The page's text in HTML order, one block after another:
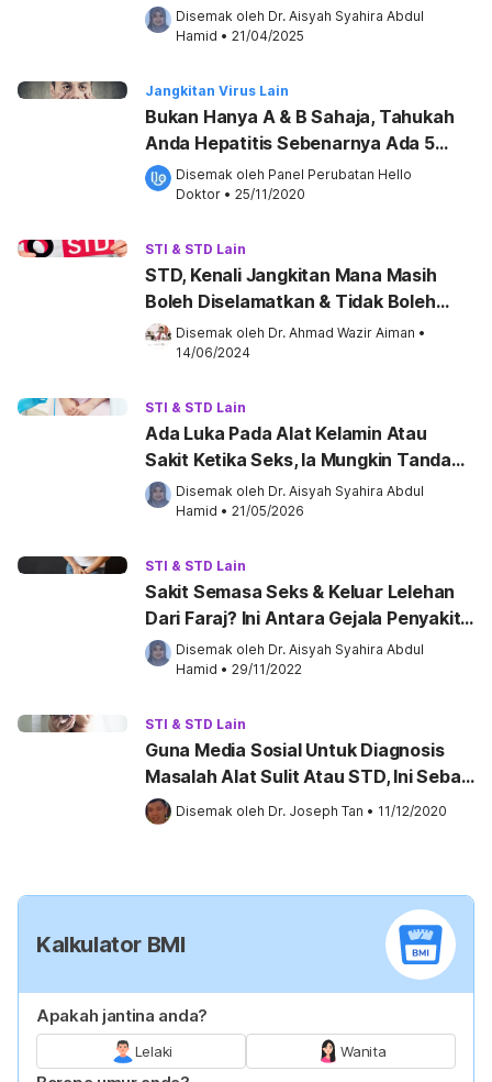
Disemak oleh Dr. Aisyah Syahira Abdul
Hamid • 21/04/2025
Jangkitan Virus Lain
Bukan Hanya A & B Sahaja, Tahukah
Anda Hepatitis Sebenarnya Ada 5
Jenis?Disemak oleh Panel Perubatan Hello
Doktor • 25/11/2020
STI & STD Lain
STD, Kenali Jangkitan Mana Masih
Boleh Diselamatkan & Tidak Boleh
Disembuhkan!
Disemak oleh Dr. Ahmad Wazir Aiman •
14/06/2024
STI & STD Lain
Ada Luka Pada Alat Kelamin Atau
Sakit Ketika Seks, Ia Mungkin Tanda
STD @ STI!
Disemak oleh Dr. Aisyah Syahira Abdul
Hamid • 21/05/2026
STI & STD Lain
Sakit Semasa Seks & Keluar Lelehan
Dari Faraj? Ini Antara Gejala Penyakit
Kelamin (STD)
Disemak oleh Dr. Aisyah Syahira Abdul
Hamid • 29/11/2022
STI & STD Lain
Guna Media Sosial Untuk Diagnosis
Masalah Alat Sulit Atau STD, Ini Sebab
Kenapa Ia Bahaya!
Disemak oleh Dr. Joseph Tan • 11/12/2020
Kalkulator BMI
Apakah jantina anda?
Lelaki Wanita